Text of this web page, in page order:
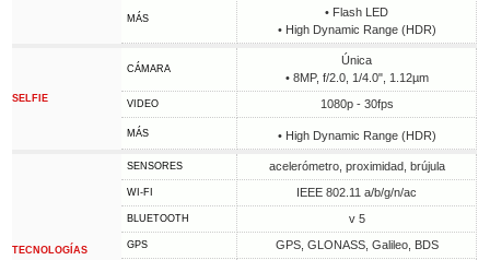
MÁS
• Flash LED
• High Dynamic Range (HDR)
SELFIE
CÁMARA
Única
• 8MP, f/2.0, 1/4.0", 1.12µm
VIDEO 1080p - 30fps
MÁS • High Dynamic Range (HDR)
TECNOLOGÍAS
SENSORES acelerómetro, proximidad, brújula
WI-FI IEEE 802.11 a/b/g/n/ac
BLUETOOTH v 5
GPS GPS, GLONASS, Galileo, BDS